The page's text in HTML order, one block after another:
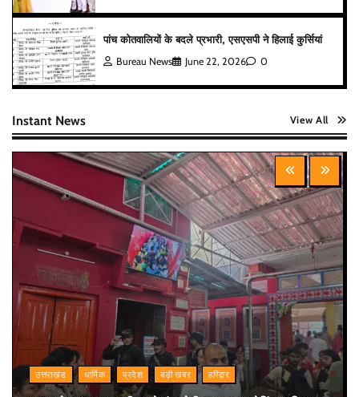
पांच कोतवालियों के बदले प्रभारी, एसएसपी ने हिलाई कुर्सियां
Bureau News June 22, 2026 0
Instant News View All
उत्तराखंड धार्मिक प्रदेश बड़ी खबर हरिद्वार